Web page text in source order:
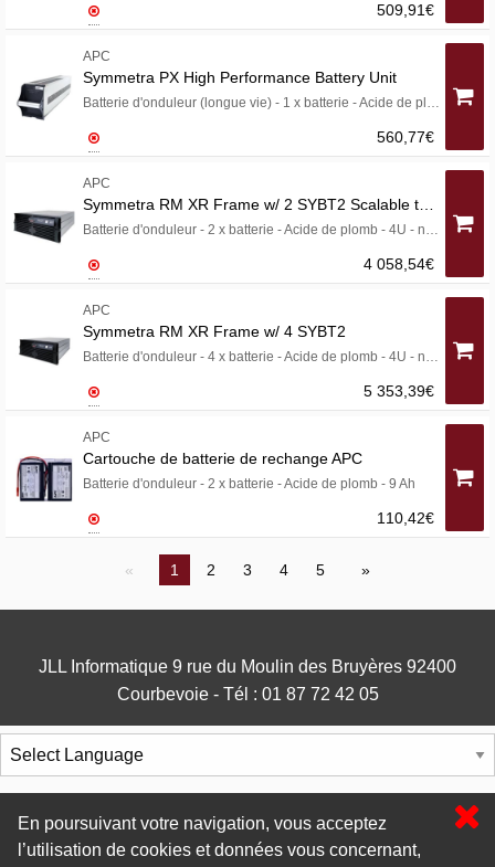
En poursuivant votre navigation, vous acceptez
l’utilisation de cookies et données vous concernant,
509,91€
APC
Symmetra PX High Performance Battery Unit
560,77€
APC
4 058,54€
APC
Symmetra RM XR Frame w/ 4 SYBT2
5 353,39€
APC
Cartouche de batterie de rechange APC
Batterie d'onduleur - 2 x batterie - Acide de plomb - 9 Ah
110,42€
1 2 3 4 5
JLL Informatique 9 rue du Moulin des Bruyères 92400
Courbevoie - Tél : 01 87 72 42 05